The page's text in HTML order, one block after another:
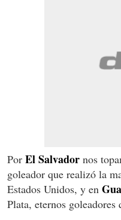
Por El Salvador nos
goleador que realizó la
Estados Unidos, y en
Plata, eternos goleadores